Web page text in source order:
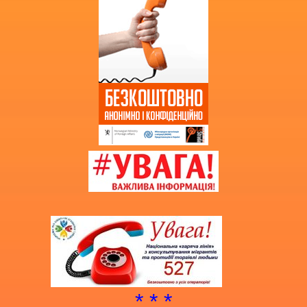
Витяг з протоколу про випуск
учнів (вихованців)
НМТ 2025
* * *